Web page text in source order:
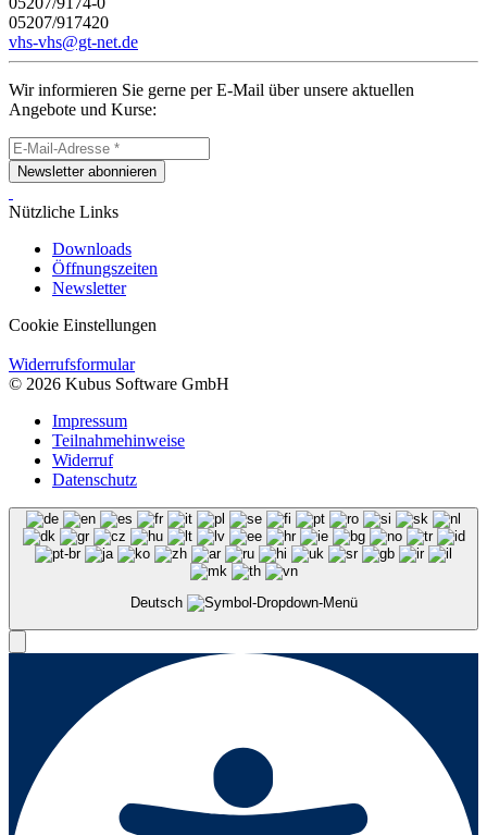
05207/917420
vhs-vhs@gt-net.de
Wir informieren Sie gerne per E-Mail über unsere aktuellen
Angebote und Kurse:
Newsletter abonnieren
Nützliche Links
Downloads
Öffnungszeiten
Newsletter
Cookie Einstellungen
Widerrufsformular
© 2026 Kubus Software GmbH
Impressum
Teilnahmehinweise
Widerruf
Datenschutz
Deutsch